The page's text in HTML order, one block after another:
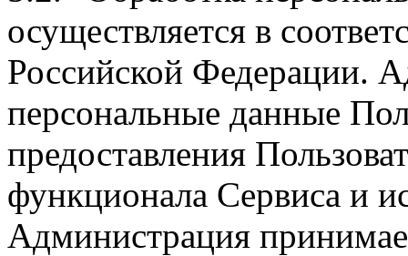
осуществляется в
Российской Федерации.
персональные данные
предоставления
функционала Сервиса и
Администрация